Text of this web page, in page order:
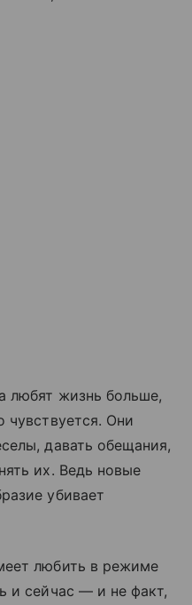
любят жизнь больше,
чувствуется. Они
давать обещания,
их. Ведь новые
убивает
любить в режиме
и сейчас — и не факт,